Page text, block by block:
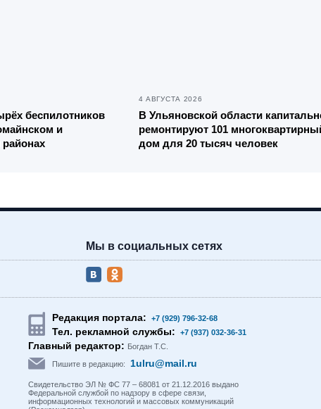
беспилотников
и
4 АВГУСТА 2026
В Ульяновской области
ремонтируют 101
дом для 20 тысяч человек
Мы в социальных сетях
Редакция портала: +7 (929) 796-32-68
Тел. рекламной службы: +7 (937) 032-36-31
Главный редактор: Богдан Т.С.
Пишите в редакцию: 1ulru@mail.ru
Свидетельство ЭЛ № ФС 77 – 68081 от 21.12.2016 выдано
Федеральной службой по надзору в сфере связи,
информационных технологий и массовых коммуникаций